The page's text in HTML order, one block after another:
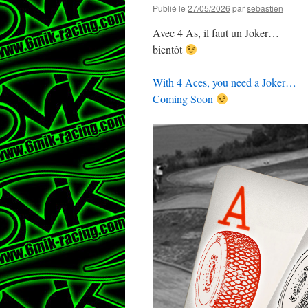
Publié le 27/05/2026 parsebastien
Avec 4 As, il faut un Joker…
bientôt
With 4 Aces, you need a Joker…
Coming Soon